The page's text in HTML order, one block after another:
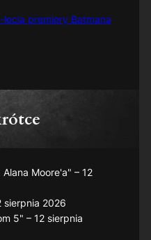
premiery Batmana
Moore'a" – 12
sierpnia 2026
5" – 12 sierpnia